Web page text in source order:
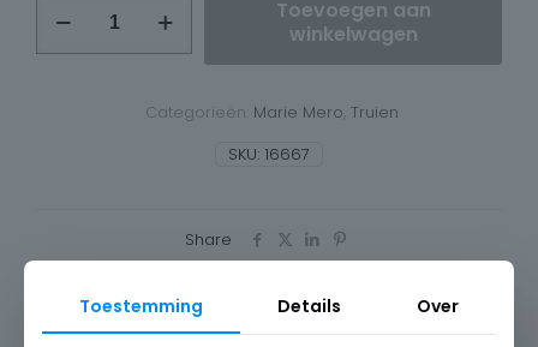
henna
PU89/HEN
Toevoegen aan
winkelwagen
SKU: 16667
Categorieën: Marie Mero Truien
Share
Toestemming Details Over